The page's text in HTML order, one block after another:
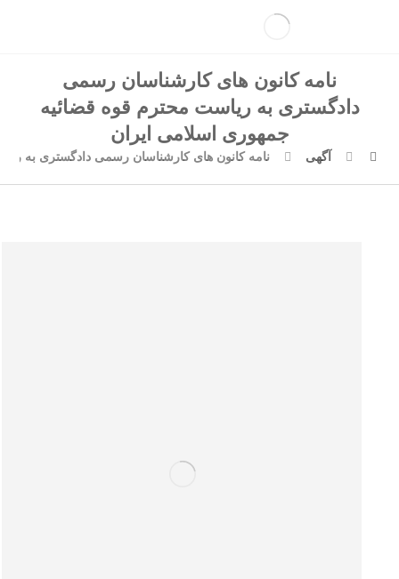
نامه کانون های کارشناسان رسمی
دادگستری به ریاست محترم قوه قضائیه
جمهوری اسلامی ایران
آگهی نامه کانون های کارشناسان رسمی دادگستری به